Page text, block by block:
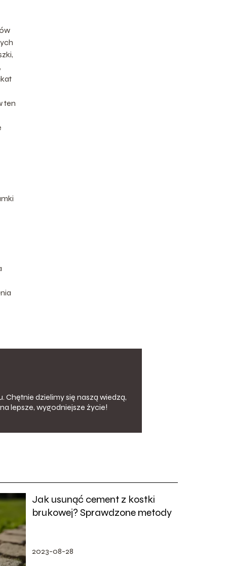
ten
Chętnie dzielimy się naszą wiedzą,
lepsze, wygodniejsze życie!
Jak usunąć cement z kostki
brukowej? Sprawdzone metody
2023-08-28